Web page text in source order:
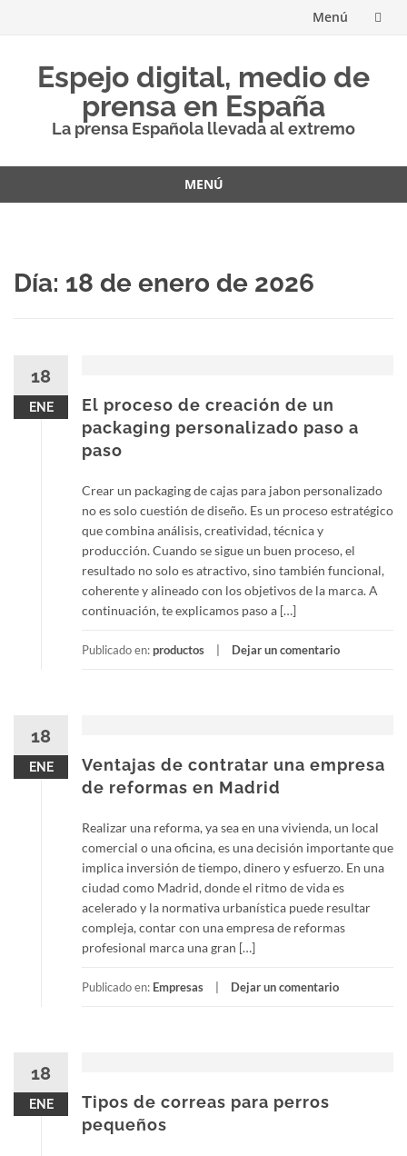
Menú
contenido
Espejo digital, medio de
prensa en España
La prensa Española llevada al extremo
MENÚ
Día: 18 de enero de 2026
18
ENE
El proceso de creación de un
packaging personalizado paso a
paso
Crear un packaging de cajas para jabon personalizado
no es solo cuestión de diseño. Es un proceso estratégico
que combina análisis, creatividad, técnica y
producción. Cuando se sigue un buen proceso, el
resultado no solo es atractivo, sino también funcional,
coherente y alineado con los objetivos de la marca. A
continuación, te explicamos paso a […]
Publicado en:productos Dejar un comentario
18
ENE
Ventajas de contratar una empresa
de reformas en Madrid
Realizar una reforma, ya sea en una vivienda, un local
comercial o una oficina, es una decisión importante que
implica inversión de tiempo, dinero y esfuerzo. En una
ciudad como Madrid, donde el ritmo de vida es
acelerado y la normativa urbanística puede resultar
compleja, contar con una empresa de reformas
profesional marca una gran […]
Publicado en: Empresas Dejar un comentario
18
ENE
Tipos de correas para perros
pequeños